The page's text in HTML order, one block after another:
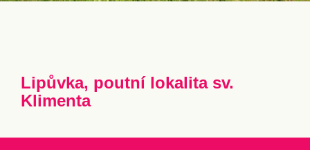
Lipůvka, poutní lokalita sv.
Klimenta